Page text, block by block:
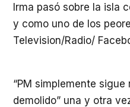
Irma pasó sobre la isla
y como uno de los
Television/Radio/
“PM simplemente
demolido” una y otra